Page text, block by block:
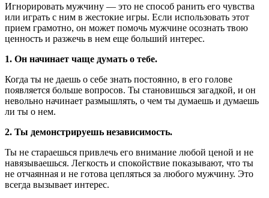
Игнорировать мужчину — это не способ ранить его чувства
или играть с ним в жестокие игры. Если использовать этот
прием грамотно, он может помочь мужчине осознать твою
ценность и разжечь в нем еще больший интерес.
1. Он начинает чаще думать о тебе.
Когда ты не даешь о себе знать постоянно, в его голове
появляется больше вопросов. Ты становишься загадкой, и он
невольно начинает размышлять, о чем ты думаешь и думаешь
ли ты о нем.
2. Ты демонстрируешь независимость.
Ты не стараешься привлечь его внимание любой ценой и не
навязываешься. Легкость и спокойствие показывают, что ты
не отчаянная и не готова цепляться за любого мужчину. Это
всегда вызывает интерес.